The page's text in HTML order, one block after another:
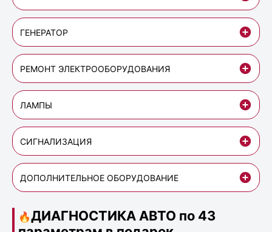
ГЕНЕРАТОР
РЕМОНТ ЭЛЕКТРООБОРУДОВАНИЯ
ЛАМПЫ
СИГНАЛИЗАЦИЯ
ДОПОЛНИТЕЛЬНОЕ ОБОРУДОВАНИЕ
🔥ДИАГНОСТИКА АВТО по 43